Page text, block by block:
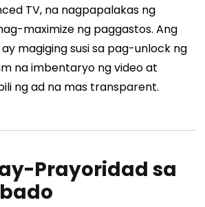
TV, na nagpapalakas ng
maximize ng paggastos. Ang
magiging susi sa pag-unlock ng
na imbentaryo ng video at
ng ad na mas transparent.
Prayoridad sa